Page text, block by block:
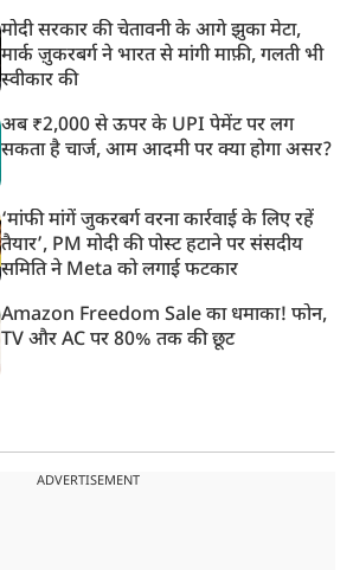
मोदी सरकार की चेतावनी के आगे झुका मेटा,
मार्क ज़ुकरबर्ग ने भारत से मांगी माफ़ी, गलती भी
स्वीकार की
अब ₹2,000 से ऊपर के UPI पेमेंट पर लग
सकता है चार्ज, आम आदमी पर क्या होगा असर?
‘मांफी मांगें जुकरबर्ग वरना कार्रवाई के लिए रहें
तैयार’, PM मोदी की पोस्ट हटाने पर संसदीय
समिति ने Meta को लगाई फटकार
Amazon Freedom Sale का धमाका! फोन,
TV और AC पर 80% तक की छूट
ADVERTISEMENT